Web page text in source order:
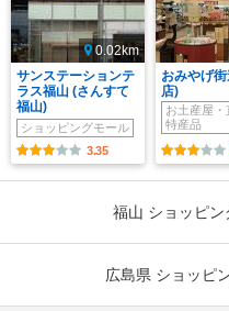
0.02km
サンステーションテ
ラス福山 (さんすて
福山)
ショッピングモール
3.35
おみやげ
店)
お土産屋・
特産品
福山 ショッピン
広島県 ショッピ